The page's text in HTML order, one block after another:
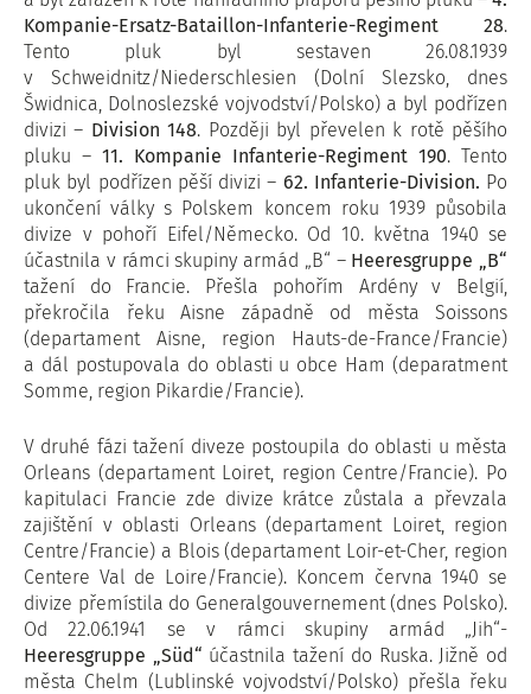
Kompanie-Ersatz-Bataillon-Infanterie-Regiment 28.
Tento pluk byl sestaven 26.08.1939
v Schweidnitz/Niederschlesien (Dolní Slezsko, dnes
Šwidnica, Dolnoslezské vojvodství/Polsko) a byl podřízen
divizi – Division 148. Později byl převelen k rotě pěšího
pluku – 11. Kompanie Infanterie-Regiment 190. Tento
pluk byl podřízen pěší divizi – 62. Infanterie-Division. Po
ukončení války s Polskem koncem roku 1939 působila
divize v pohoří Eifel/Německo. Od 10. května 1940 se
účastnila v rámci skupiny armád „B“ – Heeresgruppe „B“
tažení do Francie. Přešla pohořím Ardény v Belgií,
překročila řeku Aisne západně od města Soissons
(departament Aisne, region Hauts-de-France/Francie)
a dál postupovala do oblasti u obce Ham (deparatment
Somme, region Pikardie/Francie).
V druhé fázi tažení diveze postoupila do oblasti u města
Orleans (departament Loiret, region Centre/Francie). Po
kapitulaci Francie zde divize krátce zůstala a převzala
zajištění v oblasti Orleans (departament Loiret, region
Centre/Francie) a Blois (departament Loir-et-Cher, region
Centere Val de Loire/Francie). Koncem června 1940 se
divize přemístila do Generalgouvernement (dnes Polsko).
Od 22.06.1941 se v rámci skupiny armád „Jih“-
Heeresgruppe „Süd“ účastnila tažení do Ruska. Jižně od
města Chelm (Lublinské vojvodství/Polsko) přešla řeku